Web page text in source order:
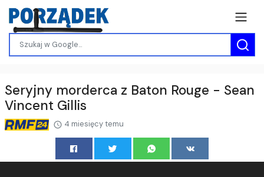
Seryjny morderca z Baton Rouge - Sean
Vincent Gillis
4 miesięcy temu